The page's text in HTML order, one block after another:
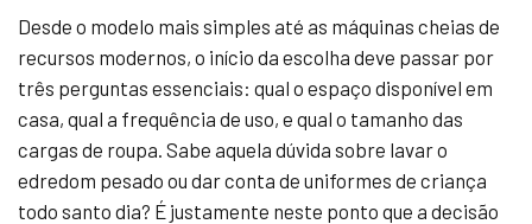
Desde o modelo mais simples até as máquinas cheias de
recursos modernos, o início da escolha deve passar por
três perguntas essenciais: qual o espaço disponível em
casa, qual a frequência de uso, e qual o tamanho das
cargas de roupa. Sabe aquela dúvida sobre lavar o
edredom pesado ou dar conta de uniformes de criança
todo santo dia? É justamente neste ponto que a decisão